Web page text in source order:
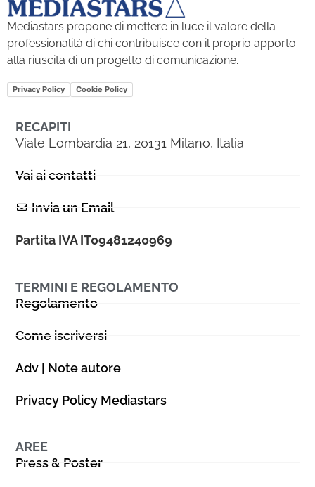
Mediastars propone di mettere in luce il valore della
professionalità di chi contribuisce con il proprio apporto
alla riuscita di un progetto di comunicazione.
Privacy Policy Cookie Policy
RECAPITI
Viale Lombardia 21, 20131 Milano, Italia
Vai ai contatti
Invia un Email
Partita IVA IT09481240969
TERMINI E REGOLAMENTO
Regolamento
Come iscriversi
Adv | Note autore
Privacy Policy Mediastars
AREE
Press & Poster